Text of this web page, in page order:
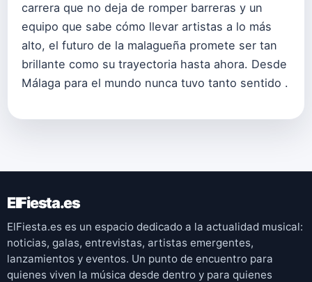
carrera que no deja de romper barreras y un
equipo que sabe cómo llevar artistas a lo más
alto, el futuro de la malagueña promete ser tan
brillante como su trayectoria hasta ahora. Desde
Málaga para el mundo nunca tuvo tanto sentido .
ElFiesta.es
ElFiesta.es es un espacio dedicado a la actualidad musical:
noticias, galas, entrevistas, artistas emergentes,
lanzamientos y eventos. Un punto de encuentro para
quienes viven la música desde dentro y para quienes